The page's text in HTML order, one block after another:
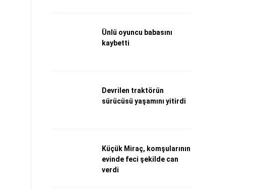
Ünlü oyuncu babasını
kaybetti
Devrilen traktörün
sürücüsü yaşamını yitirdi
Küçük Miraç, komşularının
evinde feci şekilde can
verdi